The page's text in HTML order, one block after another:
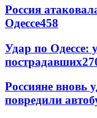
Россия
Одессе458
Удар по Одессе:
пострадавших
Россияне вновь
повредили